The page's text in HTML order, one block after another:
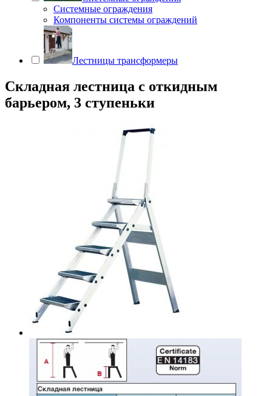
Системные ограждения
Компоненты системы ограждений
Лестницы трансформеры
Складная лестница с откидным
барьером, 3 ступеньки